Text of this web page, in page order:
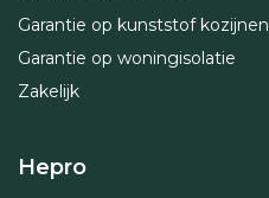
Garantie op kunststof kozijnen
Garantie op woningisolatie
Zakelijk
Hepro